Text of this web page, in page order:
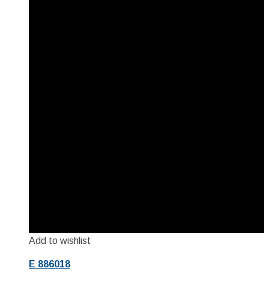
Add to wishlist
E 886018